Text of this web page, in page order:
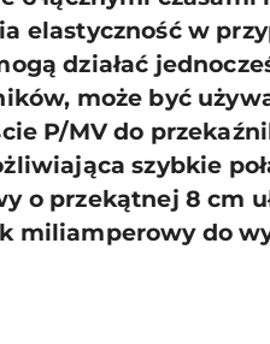
elastyczność w
działać
może być
P/MV do
szybkie
o przekątnej 8 cm
miliamperowy do